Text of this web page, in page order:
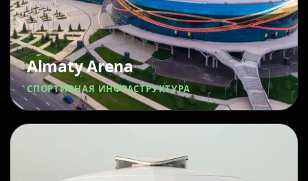
Almaty Arena
СПОРТИВНАЯ ИНФРАСТРУКТУРА